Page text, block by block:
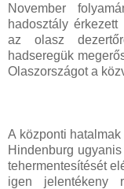
November
hadosztály
az olasz
hadseregük
Olaszországot a
A központi
Hindenburg
tehermentesítését
igen jelentékeny